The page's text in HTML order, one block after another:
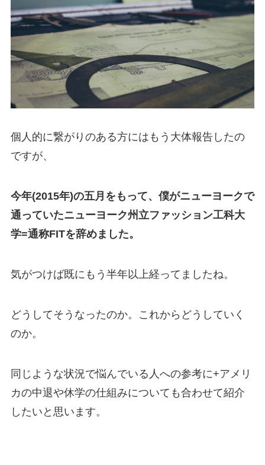
個人的に繋がりのある方にはもう大体報告したの
ですが、
今年(2015年)の五月をもって、僕がニューヨークで
通っていたニューヨーク州立ファッション工科大
学=通称FITを辞めました。
気がつけば既にもう半年以上経ってましたね。
どうしてそうなったのか。これからどうしていく
のか。
同じような状況で悩んでいる人への参考に+アメリ
カの中退や休学の仕組みについても合わせて紹介
したいと思います。